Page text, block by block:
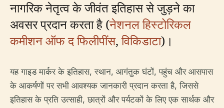
नागरिक नेतृत्व के जीवंत इतिहास से जुड़ने का
अवसर प्रदान करता है (नेशनल हिस्टोरिकल
कमीशन ऑफ द फिलीपींस,विकिडाटा)।
यह गाइड मार्कर के इतिहास, स्थान, आगंतुक घंटों, पहुंच और आसपास
के आकर्षणों पर सभी आवश्यक जानकारी प्रदान करता है, जिससे
इतिहास के प्रति उत्साही, छात्रों और पर्यटकों के लिए एक सार्थक और